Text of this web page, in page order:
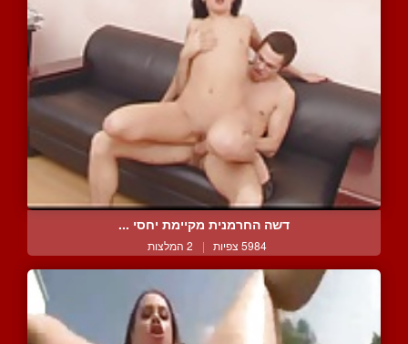
דשה החרמנית מקיימת יחסי ...
5984 צפיות | 2 המלצות